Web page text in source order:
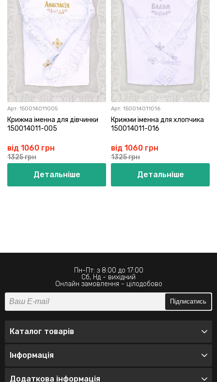
Арт: 150014011005
Крижма іменна для дівчинки
150014011-005
від 1060 грн
1325 грн
Детальніше
Арт: 150014011016
Крижми іменна для хлопчика
150014011-016
від 1060 грн
1325 грн
Детальніше
Пн-Пт: з 8:00 до 17:00
Сб, Нд - вихідний
Онлайн замовлення - цілодобово
Підписатись
Каталог товарів
Інформація
Додаткова інформація